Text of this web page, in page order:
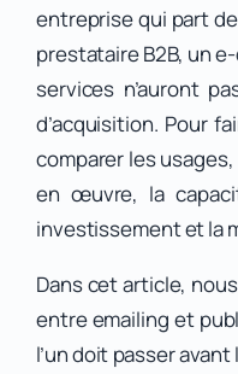
entreprise qui part
prestataire B2B, un
services n’auront
d’acquisition. Pour
comparer les
en œuvre, la
investissement et la
Dans cet article,
entre emailing et
l’un doit passer